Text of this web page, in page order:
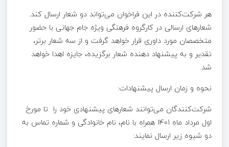
هر شرکت‌کننده در این فراخوان می‌تواند دو شعار ارسال کند.
شعارهای ارسالی در کارگروه فرهنگی ویژه جام جهانی با حضور
متخصصان مورد داوری قرار خواهد گرفت و از سه شعار برتر،
تقدیر و به پیشنهاد دهنده شعار برگزیده، جایزه اهدا خواهد
شد.
نحوه و زمان ارسال پیشنهادات:
شرکت‌کنندگان می‌توانند شعارهای پیشنهادی خود را تا مورخ
اول مرداد ماه ۱۴۰۱ همراه با نام، نام خانوادگی و شماره تماس به
دو شیوه زیر ارسال نمایند: